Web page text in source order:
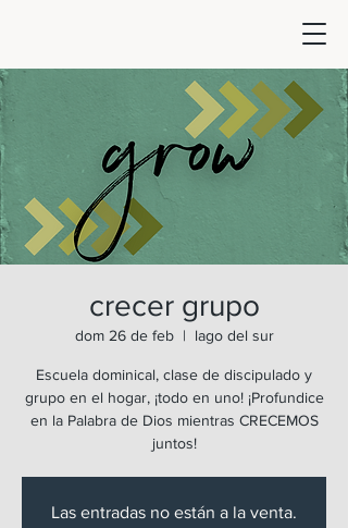
crecer grupo
dom 26 de feb
  |
lago del sur
Escuela dominical, clase de discipulado y
grupo en el hogar, ¡todo en uno! ¡Profundice
en la Palabra de Dios mientras CRECEMOS
juntos!
Las entradas no están a la venta.